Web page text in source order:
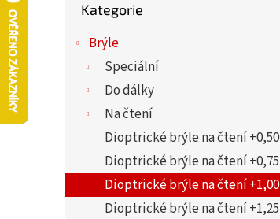
e
kategorie
Kategorie
Brýle
Speciální
Do dálky
Na čtení
Dioptrické brýle na čtení +0,50
Dioptrické brýle na čtení +0,75
Dioptrické brýle na čtení +1,00
Dioptrické brýle na čtení +1,25